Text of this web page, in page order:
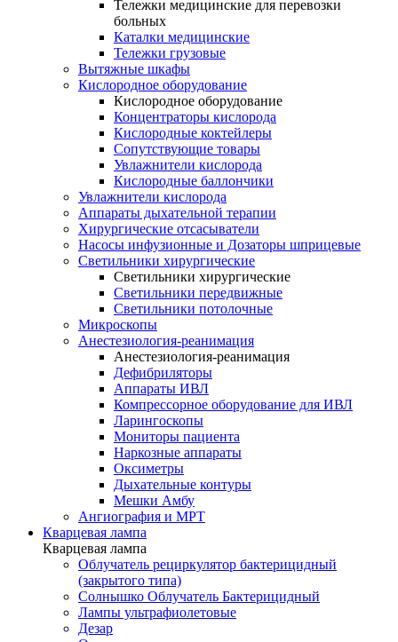
Тележки медицинские для перевозки
больных
Каталки медицинские
Тележки грузовые
Вытяжные шкафы
Кислородное оборудование
Кислородное оборудование
Концентраторы кислорода
Кислородные коктейлеры
Сопутствующие товары
Увлажнители кислорода
Кислородные баллончики
Увлажнители кислорода
Аппараты дыхательной терапии
Хирургические отсасыватели
Насосы инфузионные и Дозаторы шприцевые
Светильники хирургические
Светильники хирургические
Светильники передвижные
Светильники потолочные
Микроскопы
Анестезиология-реанимация
Анестезиология-реанимация
Дефибриляторы
Аппараты ИВЛ
Компрессорное оборудование для ИВЛ
Ларингоскопы
Мониторы пациента
Наркозные аппараты
Оксиметры
Дыхательные контуры
Мешки Амбу
Ангиография и МРТ
Кварцевая лампа
Кварцевая лампа
Облучатель рециркулятор бактерицидный
(закрытого типа)
Солнышко Облучатель Бактерицидный
Лампы ультрафиолетовые
Дезар